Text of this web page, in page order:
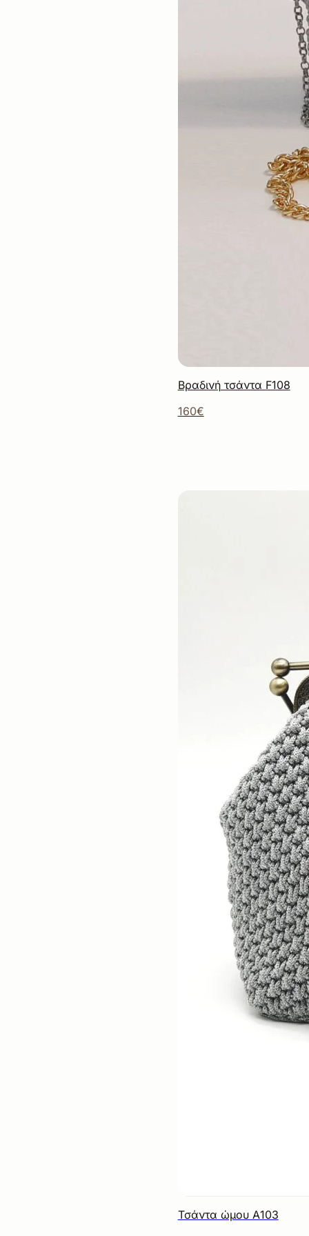
Βραδινή τσάντα F108
160€
Τσάντα ώμου Α103